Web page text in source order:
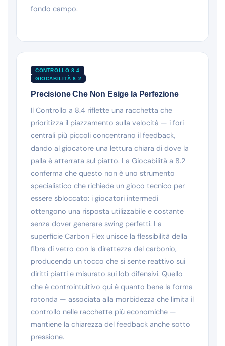
fondo campo.
CONTROLLO 8.4
GIOCABILITÀ 8.2
Precisione Che Non Esige la Perfezione
Il Controllo a 8.4 riflette una racchetta che
prioritizza il piazzamento sulla velocità — i fori
centrali più piccoli concentrano il feedback,
dando al giocatore una lettura chiara di dove la
palla è atterrata sul piatto. La Giocabilità a 8.2
conferma che questo non è uno strumento
specialistico che richiede un gioco tecnico per
essere sbloccato: i giocatori intermedi
ottengono una risposta utilizzabile e costante
senza dover generare swing perfetti. La
superficie Carbon Flex unisce la flessibilità della
fibra di vetro con la direttezza del carbonio,
producendo un tocco che si sente reattivo sui
diritti piatti e misurato sui lob difensivi. Quello
che è controintuitivo qui è quanto bene la forma
rotonda — associata alla morbidezza che limita il
controllo nelle racchette più economiche —
mantiene la chiarezza del feedback anche sotto
pressione.